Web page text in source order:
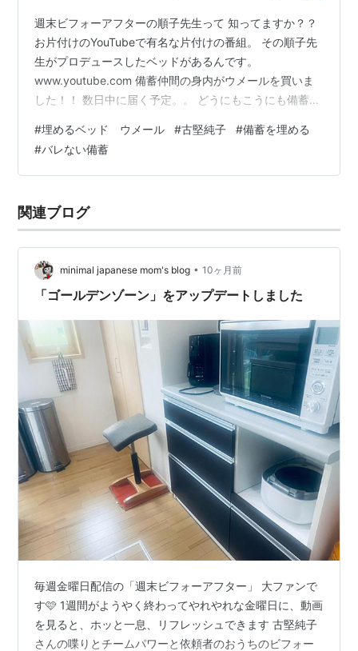
週末ビフォーアフターの順子先生って 知ってますか？？
お片付けのYouTubeで有名な片付けの番組。 その順子先
生がプロデュースしたベッドがあるんです。
www.youtube.com 備蓄仲間の身内がウメールを買いま
した！！ 数日中に届く予定。。 どうにもこうにも備蓄が
でいっぱい） ウメールのベッドに備蓄を埋めて 綺麗な部
屋での暮らしを目指すのだそう（笑） リンク このウメー
ルは高さが2種類あるのですが、 この高さによってベッ
ハイタイプを 選びました。 6畳の部屋の半分以上を （布
団以…
#埋めるベッド ウメール #古堅純子 #備蓄を埋める
#バレない備蓄
関連ブログ
minimal japanese mom's blog • 10ヶ月前
「ゴールデンゾーン」をアップデートしました
毎週金曜日配信の「週末ビフォーアフター」 大ファンで
す🩷 1週間がようやく終わってやれやれな金曜日に、動画
を見ると、ホッと一息、リフレッシュできます 古堅純子
さんの喋りとチームパワーと依頼者のおうちのビフォー